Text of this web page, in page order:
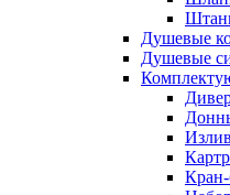
Душевые
Душевые